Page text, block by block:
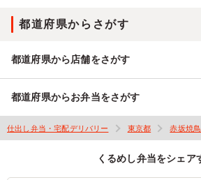
都道府県からさがす
都道府県から店舗をさがす
都道府県からお弁当をさがす
仕出し弁当・宅配デリバリー 東京都 赤坂焼
くるめし弁当をシェア